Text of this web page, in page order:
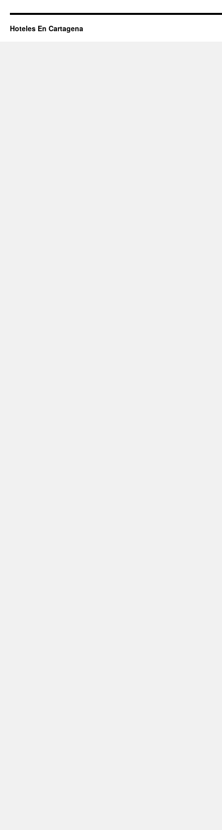
Hoteles En Cartagena